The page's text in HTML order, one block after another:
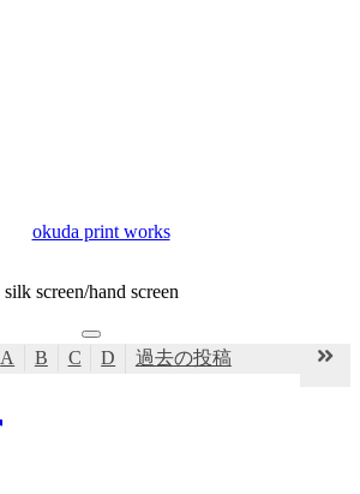
okuda print works
silk screen/hand screen
menu
A B C D 過去の投稿